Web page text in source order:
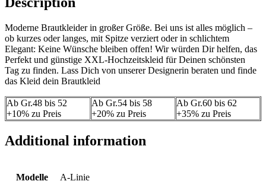
Moderne Brautkleider in großer Größe. Bei uns ist alles möglich –
ob kurzes oder langes, mit Spitze verziert oder in schlichtem
Elegant: Keine Wünsche bleiben offen! Wir würden Dir helfen, das
Perfekt und günstige XXL-Hochzeitskleid für Deinen schönsten
Tag zu finden. Lass Dich von unserer Designerin beraten und finde
das Kleid dein Brautkleid
Ab Gr.48 bis 52
+10% zu Preis
Ab Gr.54 bis 58
+20% zu Preis
Ab Gr.60 bis 62
+35% zu Preis
Additional information
Modelle A-Linie